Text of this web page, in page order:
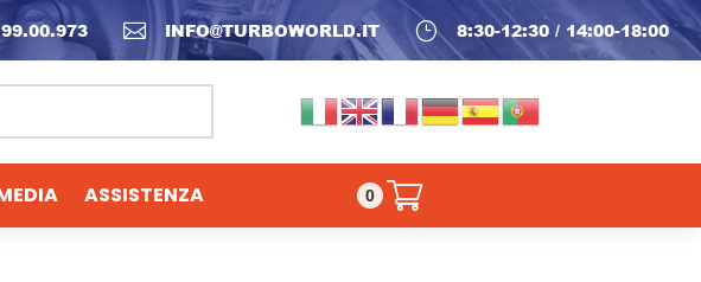
} 8:30-12:30 / 14:00-18:00
 INFO@TURBOWORLD.IT
ASSISTENZA 0